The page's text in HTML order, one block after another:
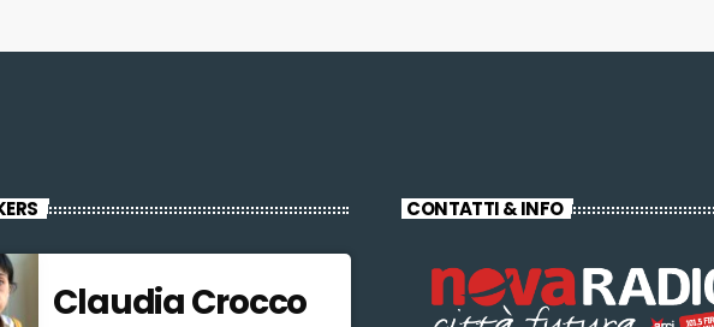
Claudia Crocco
CONTATTI & INFO